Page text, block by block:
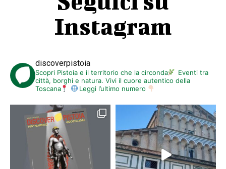
Instagram
discoverpistoia
Scopri Pistoia e il territorio che la circonda
Eventi tra
città, borghi e natura. Vivi il cuore autentico della
Toscana
Leggi l’ultimo numero